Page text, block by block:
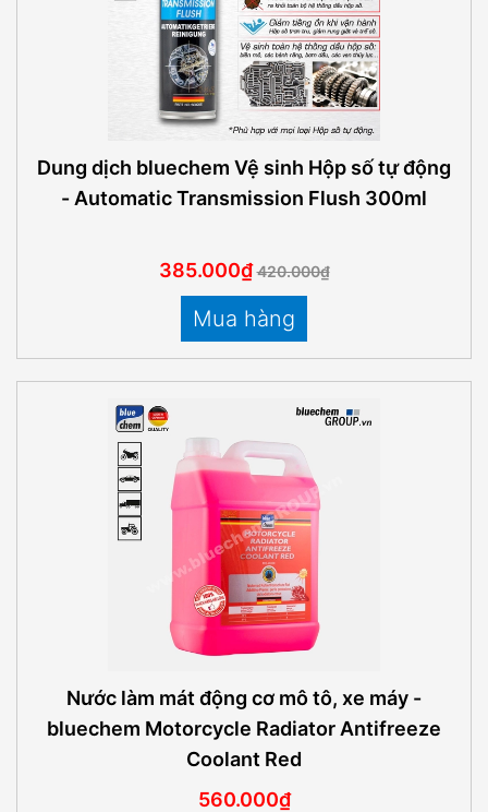
Dung dịch bluechem Vệ sinh Hộp số tự động
- Automatic Transmission Flush 300ml
385.000₫ 420.000₫
Mua hàng
Nước làm mát động cơ mô tô, xe máy -
bluechem Motorcycle Radiator Antifreeze
Coolant Red
560.000₫